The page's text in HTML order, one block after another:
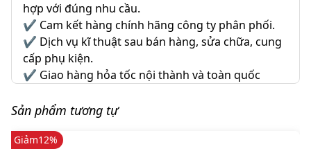
hợp với đúng nhu cầu.
✔️ Cam kết hàng chính hãng công ty phân phối.
✔️ Dịch vụ kĩ thuật sau bán hàng, sửa chữa, cung
cấp phụ kiện.
✔️ Giao hàng hỏa tốc nội thành và toàn quốc
Sản phẩm tương tự
Giảm12%